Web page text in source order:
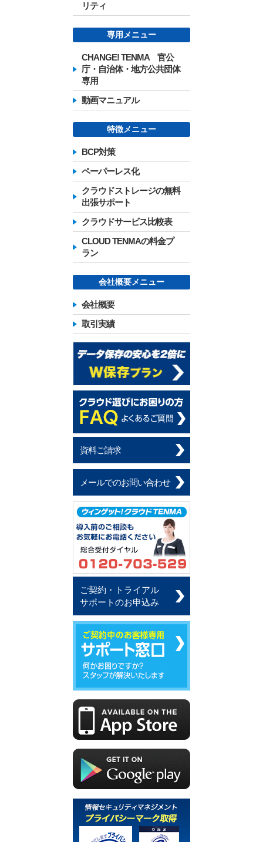
リティ
専用メニュー
CHANGE! TENMA 官公
庁・自治体・地方公共団体
専用
動画マニュアル
特徴メニュー
BCP対策
ペーパーレス化
クラウドストレージの無料
出張サポート
クラウドサービス比較表
CLOUD TENMAの料金プ
ラン
会社概要メニュー
会社概要
取引実績
資料ご請求
メールでのお問い合わせ
ご契約・トライアル
サポートのお申込み